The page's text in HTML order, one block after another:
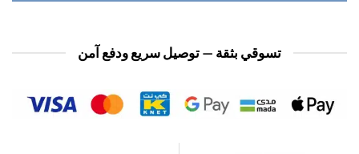
تسوقي بثقة — توصيل سريع ودفع آمن